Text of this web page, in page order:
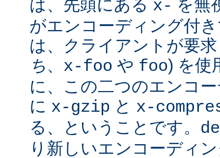
は、先頭にある x- を無
がエンコーディング付
は、クライアントが要
ち、 x-foo や foo) を使
に、この二つのエンコ
に x-gzip と x-
る、ということです。
り新しいエンコーディ